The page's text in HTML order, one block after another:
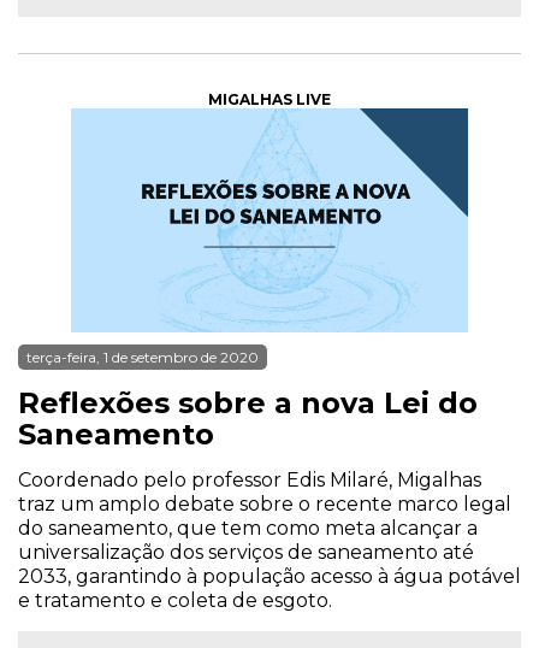
MIGALHAS LIVE
terça-feira, 1 de setembro de 2020
Reflexões sobre a nova Lei do
Saneamento
Coordenado pelo professor Edis Milaré, Migalhas
traz um amplo debate sobre o recente marco legal
do saneamento, que tem como meta alcançar a
universalização dos serviços de saneamento até
2033, garantindo à população acesso à água potável
e tratamento e coleta de esgoto.